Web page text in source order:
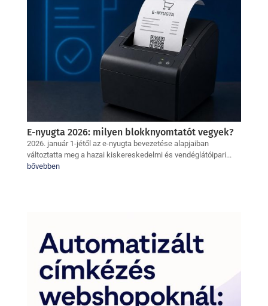
E-nyugta 2026: milyen blokknyomtatót vegyek?
2026. január 1-jétől az e-nyugta bevezetése alapjaiban
változtatta meg a hazai kiskereskedelmi és vendéglátóipari...
bővebben